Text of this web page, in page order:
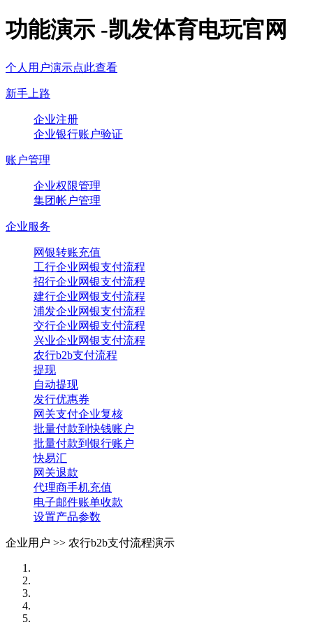
功能演示 -凯发体育电玩官网
个人用户演示点此查看
新手上路
企业注册
企业银行账户验证
账户管理
企业权限管理
集团帐户管理
企业服务
网银转账充值
工行企业网银支付流程
招行企业网银支付流程
建行企业网银支付流程
浦发企业网银支付流程
交行企业网银支付流程
兴业企业网银支付流程
农行b2b支付流程
提现
自动提现
发行优惠券
网关支付企业复核
批量付款到快钱账户
批量付款到银行账户
快易汇
网关退款
代理商手机充值
电子邮件账单收款
设置产品参数
企业用户 >> 农行b2b支付流程演示